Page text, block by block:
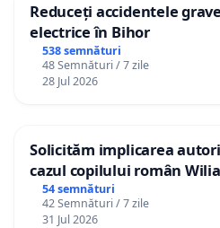
Reduceți accidentele
electrice în Bihor
538 semnături
48 Semnături / 7 zile
28 Jul 2026
Solicităm implicarea
cazul copilului român
Gheorghe, aflat în
12 ani
54 semnături
42 Semnături / 7 zile
31 Jul 2026